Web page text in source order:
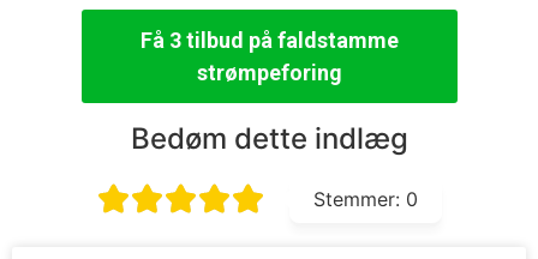
Få 3 tilbud på faldstamme
strømpeforing
Bedøm dette indlæg
Stemmer: 0